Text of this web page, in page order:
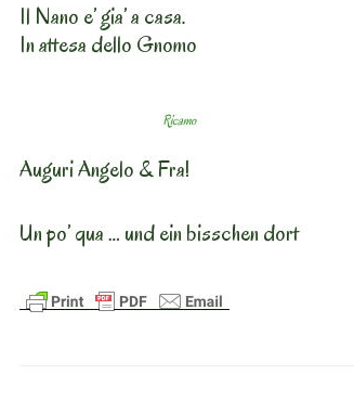
Il Nano e’ gia’ a casa.
In attesa dello Gnomo
Ricamo
Auguri Angelo & Fra!
Un po’ qua … und ein bisschen dort